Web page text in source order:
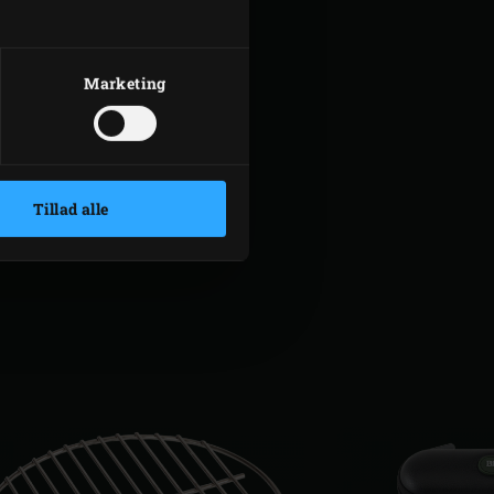
Marketing
Tillad alle